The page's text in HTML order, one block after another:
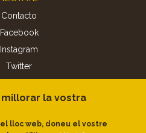
Contacto
Facebook
Instagram
Twitter
APP
la vostra
lloc web, doneu el vostre